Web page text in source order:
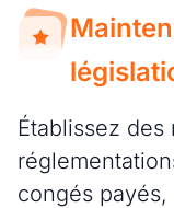
Établissez
congés